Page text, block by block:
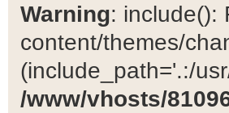
Warning: include():
content/themes/
(include_path='.:/
/www/vhosts/